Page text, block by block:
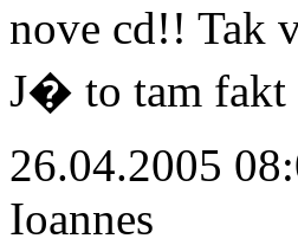
nove cd!!
J� to tam
26.04.2005
Ioannes